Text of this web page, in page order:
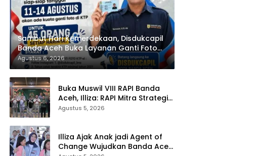
Sambut Hari Kemerdekaan, Disdukcapil
Banda Aceh Buka Layanan Ganti Foto
KTP
Agustus 6, 2026
Buka Muswil VIII RAPI Banda
Aceh, Illiza: RAPI Mitra Strategis
Pemerintah
Agustus 5, 2026
Illiza Ajak Anak jadi Agent of
Change Wujudkan Banda Aceh